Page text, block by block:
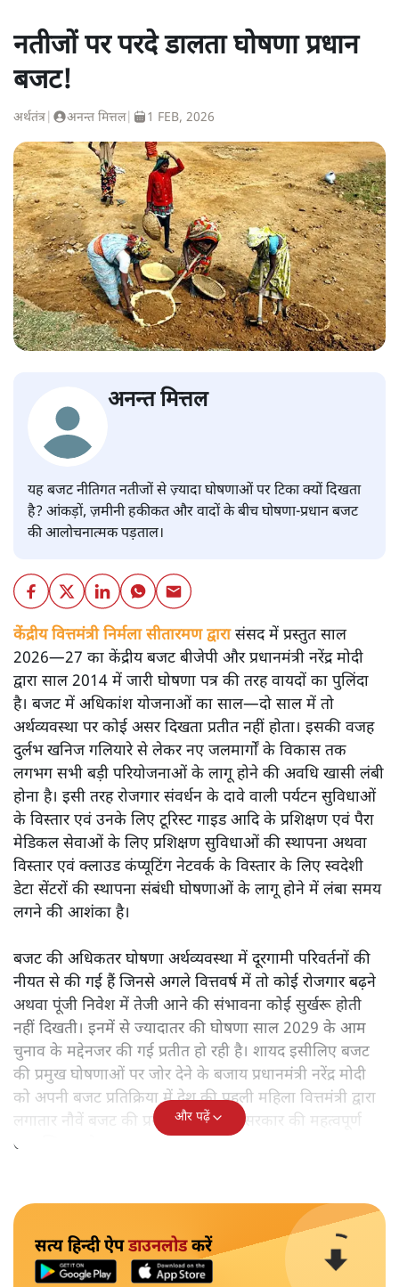
नतीजों पर परदे डालता घोषणा प्रधान
बजट!
अर्थतंत्र अनन्त मित्तल| 1 FEB, 2026
अनन्त मित्तल
यह बजट नीतिगत नतीजों से ज़्यादा घोषणाओं पर टिका क्यों दिखता
है? आंकड़ों, ज़मीनी हकीकत और वादों के बीच घोषणा-प्रधान बजट
की आलोचनात्मक पड़ताल।
केंद्रीय वित्तमंत्री निर्मला सीतारमण द्वारासंसद में प्रस्तुत साल
2026—27 का केंद्रीय बजट बीजेपी और प्रधानमंत्री नरेंद्र मोदी
द्वारा साल 2014 में जारी घोषणा पत्र की तरह वायदों का पुलिंदा
है। बजट में अधिकांश योजनाओं का साल—दो साल में तो
अर्थव्यवस्था पर कोई असर दिखता प्रतीत नहीं होता। इसकी वजह
दुर्लभ खनिज गलियारे से लेकर नए जलमार्गों के विकास तक
लगभग सभी बड़ी परियोजनाओं के लागू होने की अवधि खासी लंबी
होना है। इसी तरह रोजगार संवर्धन के दावे वाली पर्यटन सुविधाओं
के विस्तार एवं उनके लिए टूरिस्ट गाइड आदि के प्रशिक्षण एवं पैरा
मेडिकल सेवाओं के लिए प्रशिक्षण सुविधाओं की स्थापना अथवा
विस्तार एवं क्लाउड कंप्यूटिंग नेटवर्क के विस्तार के लिए स्वदेशी
डेटा सेंटरों की स्थापना संबंधी घोषणाओं के लागू होने में लंबा समय
लगने की आशंका है।
बजट की अधिकतर घोषणा अर्थव्यवस्था में दूरगामी परिवर्तनों की
नीयत से की गई हैं जिनसे अगले वित्तवर्ष में तो कोई रोजगार बढ़ने
अथवा पूंजी निवेश में तेजी आने की संभावना कोई सुर्खरू होती
नहीं दिखती। इनमें से ज्यादातर की घोषणा साल 2029 के आम
चुनाव के मद्देनजर की गई प्रतीत हो रही है। शायद इसीलिए बजट
की प्रमुख घोषणाओं पर जोर देने के बजाय प्रधानमंत्री नरेंद्र मोदी
को अपनी बजट प्रतिक्रिया में देश की पहली महिला वित्तमंत्री द्वारा
लगातार नौवें बजट की प्रस्तुति को अपनी सरकार की महत्वपूर्ण
उपलब्धि बताने पर मजबूर होना पड़ा।
और पढ़ें
सत्य हिन्दी ऐपडाउनलोडकरें